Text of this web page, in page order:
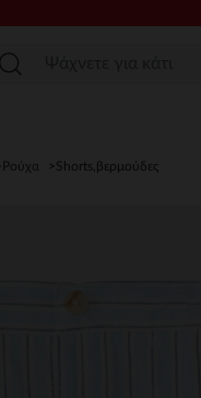
Ρούχα Shorts,βερμούδες